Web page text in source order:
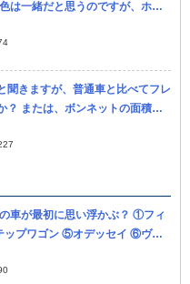
は一緒だと思うのですが、ホル
工房は上塗りだけでした。 ソフ
聞きますが、普通車と比べてフレ
？ または、ボンネットの面積が
衝撃の伝わりが大きいからでし
車が最初に思い浮かぶ？ ①フィ
プワゴン ⑤オデッセイ ⑥ヴェ
ンド ⑪シ...